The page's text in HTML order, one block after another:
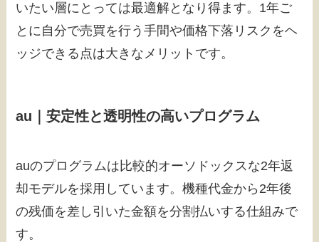
いたい層にとっては最適解となり得ます。1年ご
とに自分で売買を行う手間や価格下落リスクをヘ
ッジできる点は大きなメリットです。
au｜安定性と透明性の高いプログラム
auのプログラムは比較的オーソドックスな2年返
却モデルを採用しています。機種代金から2年後
の残価を差し引いた金額を分割払いする仕組みで
す。